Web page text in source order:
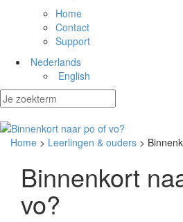
Home
Contact
Support
Nederlands
English
Home > Leerlingen & ouders >
Binnenkort
vo?